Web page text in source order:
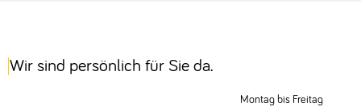
Wir sind persönlich für Sie da.
Montag bis Freitag